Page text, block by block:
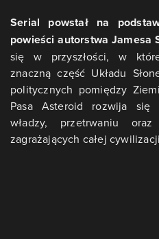
Serial powstał na
powieści autorstwa Jamesa
się w przyszłości, w
znaczną część Układu
politycznych pomiędzy
Pasa Asteroid rozwija się
władzy, przetrwaniu
zagrażających całej